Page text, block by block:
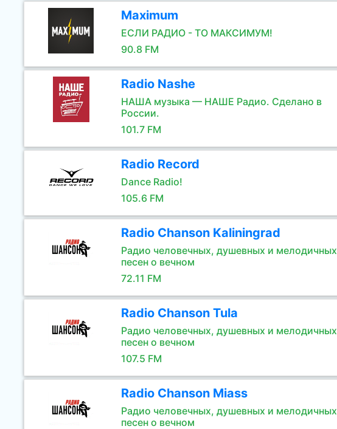
Maximum
ЕСЛИ РАДИО - ТО МАКСИМУМ!
90.8 FM
Radio Nashe
НАША музыка — НАШЕ Радио. Сделано в
России.
101.7 FM
Radio Record
Dance Radio!
105.6 FM
Radio Chanson Kaliningrad
Радио человечных, душевных и мелодичных
песен о вечном
72.11 FM
Radio Chanson Tula
Радио человечных, душевных и мелодичных
песен о вечном
107.5 FM
Radio Chanson Miass
Радио человечных, душевных и мелодичных
песен о вечном